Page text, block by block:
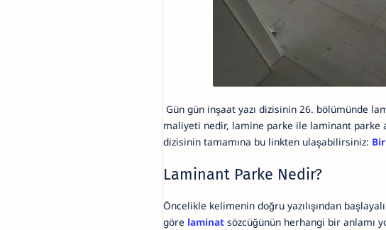
Gün gün inşaat yazı dizisinin 26. bölümünde
maliyeti nedir, lamine parke ile laminant parke
dizisinin tamamına bu linkten ulaşabilirsiniz:
Laminant Parke Nedir?
Öncelikle kelimenin doğru yazılışından
göre laminat sözcüğünün herhangi bir anlamı